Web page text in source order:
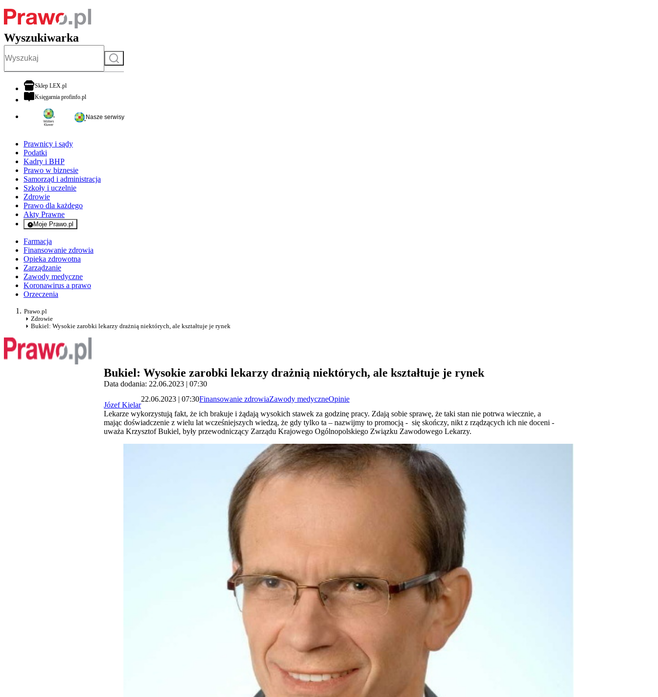
Wyszukiwarka
Szukaj
Sklep LEX.plotwiera się w nowej karcie
Księgarnia profinfo.plotwiera się w nowej karcie
Nasze serwisy
Prawnicy i sądy
Podatki
Kadry i BHP
Prawo w biznesie
Samorząd i administracja
Szkoły i uczelnie
Zdrowie
Prawo dla każdego
Akty Prawne
Moje Prawo.pl
- rejestracja i logowanie do serwisu
Farmacja
Finansowanie zdrowia
Opieka zdrowotna
Zarządzanie
Zawody medyczne
Koronawirus a prawo
Orzeczenia
Prawo.pl
Zdrowie
Bukiel: Wysokie zarobki lekarzy drażnią niektórych, ale kształtuje je rynek
Bukiel: Wysokie zarobki lekarzy drażnią niektórych, ale kształtuje je rynek
Data dodania: 22.06.2023 | 07:30
Józef Kielar
22.06.2023 | 07:30Finansowanie zdrowiaZawody medyczneOpinie
Lekarze wykorzystują fakt, że ich brakuje i żądają wysokich stawek za godzinę pracy. Zdają sobie sprawę, że taki stan nie potrwa wiecznie, a
mając doświadczenie z wielu lat wcześniejszych wiedzą, że gdy tylko ta – nazwijmy to promocją - się skończy, nikt z rządzących ich nie doceni -
uważa Krzysztof Bukiel, były przewodniczący Zarządu Krajowego Ogólnopolskiego Związku Zawodowego Lekarzy.